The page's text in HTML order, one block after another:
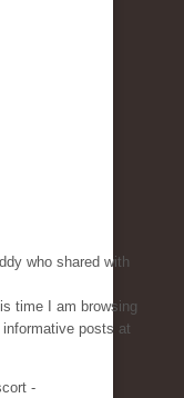
who shared with
time I am browsing
posts at
-